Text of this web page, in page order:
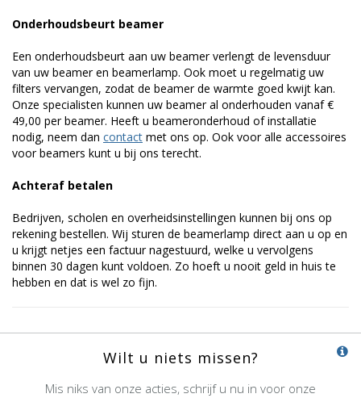
Onderhoudsbeurt beamer
Een onderhoudsbeurt aan uw beamer verlengt de levensduur
van uw beamer en beamerlamp. Ook moet u regelmatig uw
filters vervangen, zodat de beamer de warmte goed kwijt kan.
Onze specialisten kunnen uw beamer al onderhouden vanaf €
49,00 per beamer. Heeft u beameronderhoud of installatie
nodig, neem dan contact met ons op. Ook voor alle accessoires
voor beamers kunt u bij ons terecht.
Achteraf betalen
Bedrijven, scholen en overheidsinstellingen kunnen bij ons op
rekening bestellen. Wij sturen de beamerlamp direct aan u op en
u krijgt netjes een factuur nagestuurd, welke u vervolgens
binnen 30 dagen kunt voldoen. Zo hoeft u nooit geld in huis te
hebben en dat is wel zo fijn.
Wilt u niets missen?
Mis niks van onze acties, schrijf u nu in voor onze